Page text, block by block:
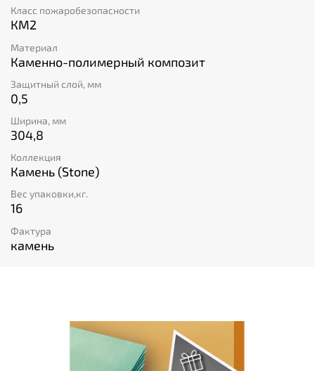
Класс пожаробезопасности
КМ2
Материал
Каменно-полимерный композит
Защитный слой, мм
0,5
Ширина, мм
304,8
Коллекция
Камень (Stone)
Вес упаковки,кг.
16
Фактура
камень